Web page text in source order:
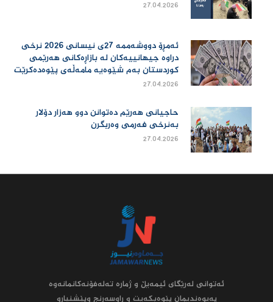
27.04.2026
ئەمڕۆ دووشەممە 27ی نیسانی 2026 نرخی
دراوە جیهانییەكان لە بازاڕەكانی هەرێمی
كوردستان بەم شێوەیە مامەڵەی پێوەدەكرێت
27.04.2026
حاجیانی هەرێم دەتوانن دوو هەزار دۆلار
بەنرخی فەرمی وەربگرن
27.04.2026
ئه‌توانى له‌رێگاى ئیمه‌یڵ و ژماره‌ ته‌له‌فۆنه‌کانمانه‌وه‌
په‌یوه‌ندیمان پێوه‌بکه‌یت و راوسه‌رنج وپێشنیارو